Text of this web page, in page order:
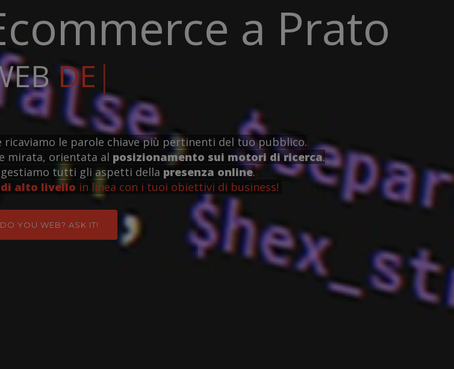
a Prato
ricaviamo le parole chiave più pertinenti del tuo pubblico.
mirata, orientata al posizionamento sui motori di ricerca.
tutti gli aspetti della presenza online.
alto livello in linea con i tuoi obiettivi di business!
DO YOU WEB? ASK IT!